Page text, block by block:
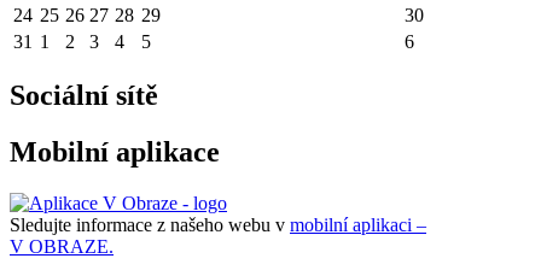
24 25 26 27 28 29
30
31 1 2 3 4 5 6
Sociální sítě
Mobilní aplikace
Sledujte informace z našeho webu v mobilní aplikaci –
V OBRAZE.